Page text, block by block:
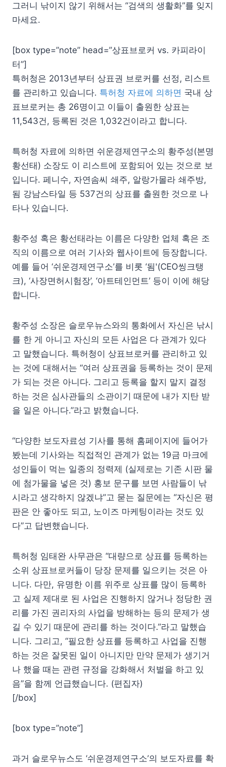
그러니 낚이지 않기 위해서는 “검색의 생활화”를 잊지
마세요.
[box type=”note” head=”상표브로커 vs. 카피라이
터”]
특허청은 2013년부터 상표권 브로커를 선정, 리스트
를 관리하고 있습니다. 특허청 자료에 의하면 국내 상
표브로커는 총 26명이고 이들이 출원한 상표는
11,543건, 등록된 것은 1,032건이라고 합니다.
특허청 자료에 의하면 쉬운경제연구소의 황주성(본명
황선태) 소장도 이 리스트에 포함되어 있는 것으로 보
입니다. 페니수, 자연솜씨 쇄주, 알랑가몰라 쇄주방,
됨 강남스타일 등 537건의 상표를 출원한 것으로 나
타나 있습니다.
황주성 혹은 황선태라는 이름은 다양한 업체 혹은 조
직의 이름으로 여러 기사와 웹사이트에 등장합니다.
예를 들어 ‘쉬운경제연구소’를 비롯 ‘됨'(CEO씽크탱
크), ‘사장면허시험장’, ‘아트테인먼트’ 등이 이에 해당
합니다.
황주성 소장은 슬로우뉴스와의 통화에서 자신은 낚시
를 한 게 아니고 자신의 모든 사업은 다 관계가 있다
고 말했습니다. 특허청이 상표브로커를 관리하고 있
는 것에 대해서는 “여러 상표권을 등록하는 것이 문제
가 되는 것은 아니다. 그리고 등록을 할지 말지 결정
하는 것은 심사관들의 소관이기 때문에 내가 지탄 받
을 일은 아니다.”라고 밝혔습니다.
“다양한 보도자료성 기사를 통해 홈페이지에 들어가
봤는데 기사와는 직접적인 관계가 없는 19금 마크에
성인들이 먹는 일종의 정력제 (실제로는 기존 시판 물
에 첨가물을 넣은 것) 홍보 문구를 보면 사람들이 낚
시라고 생각하지 않겠냐”고 묻는 질문에는 “자신은 평
판은 안 좋아도 되고, 노이즈 마케팅이라는 것도 있
다”고 답변했습니다.
특허청 임태완 사무관은 “대량으로 상표를 등록하는
소위 상표브로커들이 당장 문제를 일으키는 것은 아
니다. 다만, 유명한 이름 위주로 상표를 많이 등록하
고 실제 제대로 된 사업은 진행하지 않거나 정당한 권
리를 가진 권리자의 사업을 방해하는 등의 문제가 생
길 수 있기 때문에 관리를 하는 것이다.”라고 말했습
니다. 그리고, “필요한 상표를 등록하고 사업을 진행
하는 것은 잘못된 일이 아니지만 만약 문제가 생기거
나 했을 때는 관련 규정을 강화해서 처벌을 하고 있
음”을 함께 언급했습니다. (편집자)
[/box]
[box type=”note”]
과거 슬로우뉴스도 ‘쉬운경제연구소’의 보도자료를 확